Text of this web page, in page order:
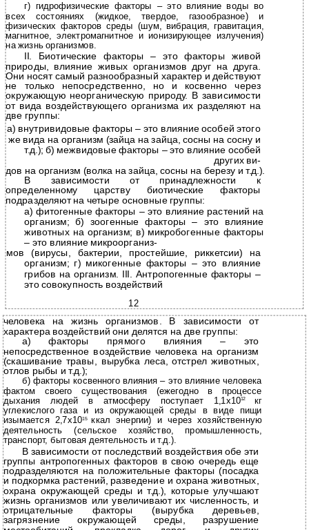
г) гидрофизические факторы – это влияние воды во
всех состояниях (жидкое, твердое, газообразное) и
физических факторов среды (шум, вибрация, гравитация,
магнитное, электромагнитное и ионизирующее излучения)
на жизнь организмов.
II. Биотические факторы – это факторы живой
природы, влияние живых организмов друг на друга.
Они носят самый разнообразный характер и действуют
не только непосредственно, но и косвенно через
окружающую неорганическую природу. В зависимости
от вида воздействующего организма их разделяют на
две группы:
а) внутривидовые факторы – это влияние особей этого
же вида на организм (зайца на зайца, сосны на сосну и
т.д.); б) межвидовые факторы – это влияние особей
других ви-
дов на организм (волка на зайца, сосны на березу и т.д.).
В зависимости от принадлежности к
определенному царству биотические факторы
подразделяют на четыре основные группы:
а) фитогенные факторы – это влияние растений на
организм; б) зоогенные факторы – это влияние
животных на организм; в) микробогенные факторы
– это влияние микроорганиз-
мов (вирусы, бактерии, простейшие, риккетсии) на
организм; г) микогенные факторы – это влияние
грибов на организм. III. Антропогенные факторы –
это совокупность воздействий
12
человека на жизнь организмов. В зависимости от
характера воздействий они делятся на две группы:
а) факторы прямого влияния – это
непосредственное воздействие человека на организм
(скашивание травы, вырубка леса, отстрел животных,
отлов рыбы и т.д.);
б) факторы косвенного влияния – это влияние человека
фактом своего существования (ежегодно в процессе
дыхания людей в атмосферу поступает 1,1х1012 кг
углекислого газа и из окружающей среды в виде пищи
изымается 2,7х1015ккал энергии) и через хозяйственную
деятельность (сельское хозяйство, промышленность,
транспорт, бытовая деятельность и т.д.).
В зависимости от последствий воздействия обе эти
группы антропогенных факторов в свою очередь еще
подразделяются на положительные факторы (посадка
и подкормка растений, разведение и охрана животных,
охрана окружающей среды и т.д.), которые улучшают
жизнь организмов или увеличивают их численность, и
отрицательные факторы (вырубка деревьев,
загрязнение окружающей среды, разрушение